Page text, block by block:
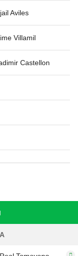
Aviles
Villamil
Castellon